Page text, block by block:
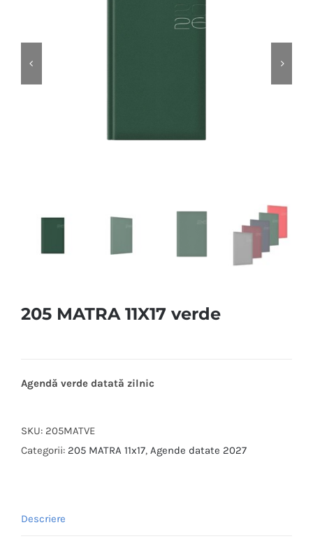
205 MATRA 11X17 verde
Agendă verde datată zilnic
SKU: 205MATVE
Categorii: 205 MATRA 11x17, Agende datate 2027
Descriere